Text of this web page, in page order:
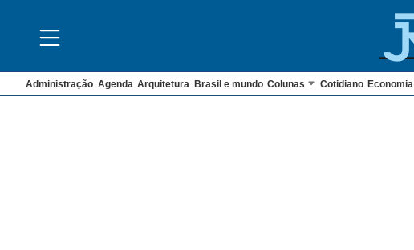
Administração Agenda Arquitetura Brasil e mundo Colunas Cotidiano Economia